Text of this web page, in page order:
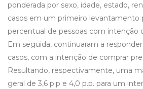
ponderada por sexo, idade, estado,
casos em um primeiro levantamento
percentual de pessoas com intenção
Em seguida, continuaram a
casos, com a intenção de comprar
Resultando, respectivamente, uma
geral de 3,6 p.p e 4,0 p.p. para um